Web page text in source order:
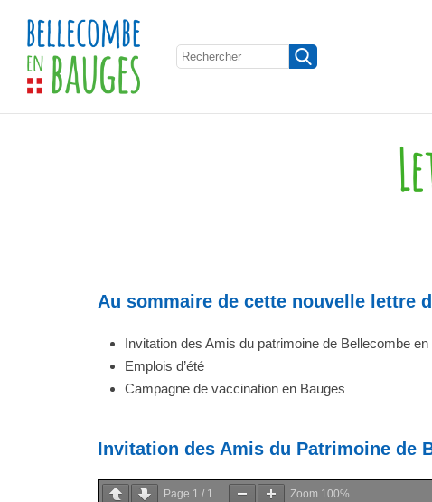
Au sommaire de cette nouvelle lettre
Invitation des Amis du patrimoine de Bellecombe en
Emplois d’été
Campagne de vaccination en Bauges
Invitation des Amis du Patrimoine de
Page 1 / 1 Zoom 100%